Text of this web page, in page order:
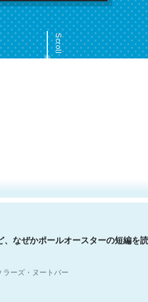
Scroll
んだろうなと凄く思う。英語少しで
Let’s Fucking Go. Then Covid hit.
なぜかポールオースターの短編を
ーズ・ヌートバー